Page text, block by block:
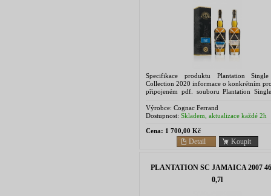
Specifikace produktu Plantation
Collection 2020 informace o konkrétním
připojeném pdf. souboru Plantation
Couture...
Výrobce: Cognac Ferrand
Dostupnost: Skladem, aktualizace každé 2h
Cena: 1 700,00 Kč
Koupit
Detail
PLANTATION SC JAMAICA 2007
0,7l